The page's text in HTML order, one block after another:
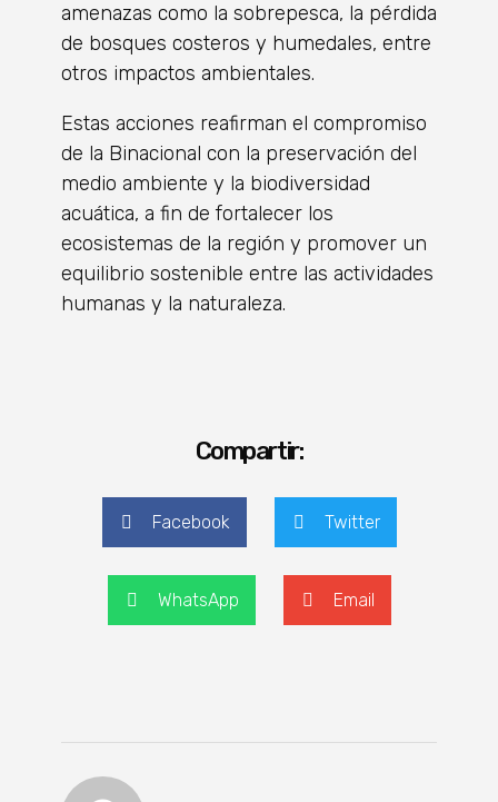
amenazas como la sobrepesca, la pérdida
de bosques costeros y humedales, entre
otros impactos ambientales.
Estas acciones reafirman el compromiso
de la Binacional con la preservación del
medio ambiente y la biodiversidad
acuática, a fin de fortalecer los
ecosistemas de la región y promover un
equilibrio sostenible entre las actividades
humanas y la naturaleza.
Compartir:
Facebook Twitter
WhatsApp Email